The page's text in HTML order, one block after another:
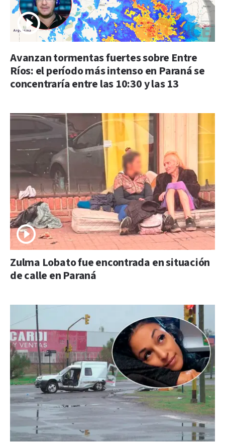
Avanzan tormentas fuertes sobre Entre
Ríos: el período más intenso en Paraná se
concentraría entre las 10:30 y las 13
Zulma Lobato fue encontrada en situación
de calle en Paraná